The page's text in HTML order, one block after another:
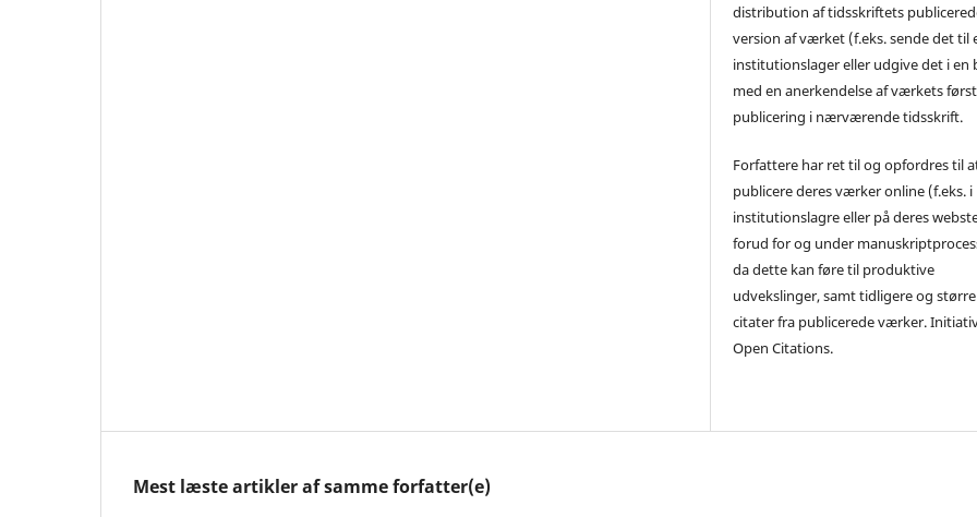
distribution af tidsskriftets
version af værket (f.eks. sende det til
institutionslager eller udgive det i en
med en anerkendelse af værkets
publicering i nærværende tidsskrift.
Forfattere har ret til og opfordres til
publicere deres værker online (f.eks. i
institutionslagre eller på deres
forud for og under
da dette kan føre til produktive
udvekslinger, samt tidligere og større
citater fra publicerede værker.
Open Citations.
Mest læste artikler af samme forfatter(e)